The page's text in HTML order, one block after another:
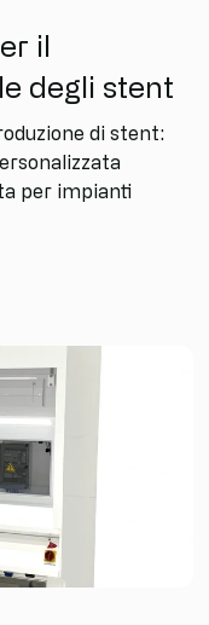
il
degli stent
di stent:
per impianti